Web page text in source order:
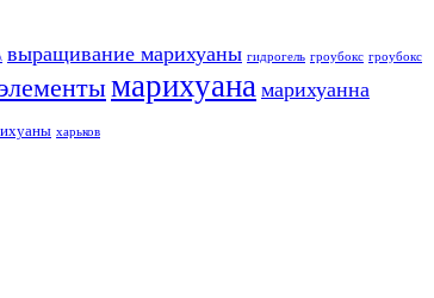
выращивание марихуаны гидрогель гроубокс гроубокс
марихуана марихуанна
харьков